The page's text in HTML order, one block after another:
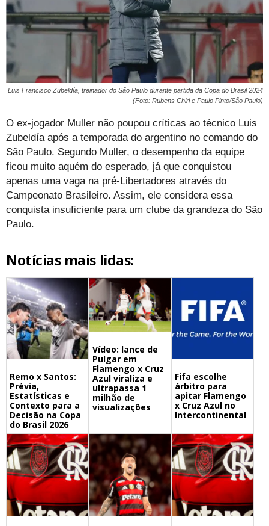
Luis Francisco Zubeldía, treinador do São Paulo durante partida da Copa do Brasil 2024
(Foto: Rubens Chiri e Paulo Pinto/São Paulo)
O ex-jogador Muller não poupou críticas ao técnico Luis
Zubeldía após a temporada do argentino no comando do
São Paulo. Segundo Muller, o desempenho da equipe
ficou muito aquém do esperado, já que conquistou
apenas uma vaga na pré-Libertadores através do
Campeonato Brasileiro. Assim, ele considera essa
conquista insuficiente para um clube da grandeza do São
Paulo.
Notícias mais lidas:
Remo x Santos:
Prévia,
Estatísticas e
Contexto para a
Decisão na Copa
do Brasil 2026
Vídeo: lance de
Pulgar em
Flamengo x Cruz
Azul viraliza e
ultrapassa 1
milhão de
visualizações
Fifa escolhe
árbitro para
apitar Flamengo
x Cruz Azul no
Intercontinental